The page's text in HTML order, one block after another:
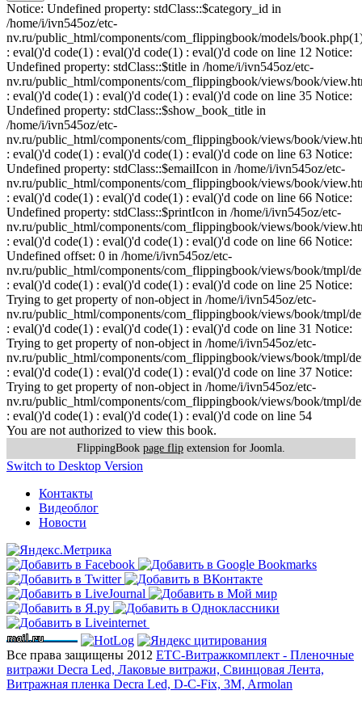
Notice: Undefined property: stdClass::$category_id in
/home/i/ivn545oz/etc-
nv.ru/public_html/components/com_flippingbook/models/
: eval()'d code(1) : eval()'d code(1) : eval()'d code on line 12 Notice:
Undefined property: stdClass::$title in /home/i/ivn545oz/etc-
nv.ru/public_html/components/com_flippingbook/views/book/
: eval()'d code(1) : eval()'d code(1) : eval()'d code on line 35 Notice:
Undefined property: stdClass::$show_book_title in
/home/i/ivn545oz/etc-
nv.ru/public_html/components/com_flippingbook/views/book/
: eval()'d code(1) : eval()'d code(1) : eval()'d code on line 63 Notice:
Undefined property: stdClass::$emailIcon in /home/i/ivn545oz/etc-
nv.ru/public_html/components/com_flippingbook/views/book/
: eval()'d code(1) : eval()'d code(1) : eval()'d code on line 66 Notice:
Undefined property: stdClass::$printIcon in /home/i/ivn545oz/etc-
nv.ru/public_html/components/com_flippingbook/views/book/
: eval()'d code(1) : eval()'d code(1) : eval()'d code on line 66 Notice:
Undefined offset: 0 in /home/i/ivn545oz/etc-
nv.ru/public_html/components/com_flippingbook/views/book/tmpl/
: eval()'d code(1) : eval()'d code(1) : eval()'d code on line 25 Notice:
Trying to get property of non-object in /home/i/ivn545oz/etc-
nv.ru/public_html/components/com_flippingbook/views/book/tmpl/
: eval()'d code(1) : eval()'d code(1) : eval()'d code on line 31 Notice:
Trying to get property of non-object in /home/i/ivn545oz/etc-
nv.ru/public_html/components/com_flippingbook/views/book/tmpl/
: eval()'d code(1) : eval()'d code(1) : eval()'d code on line 37 Notice:
Trying to get property of non-object in /home/i/ivn545oz/etc-
nv.ru/public_html/components/com_flippingbook/views/book/tmpl/
: eval()'d code(1) : eval()'d code(1) : eval()'d code on line 54
You are not authorized to view this book.
FlippingBook page flip extension for Joomla.
Switch to Desktop Version
Контакты
Видеоблог
Новости
Все права защищены 2012 ЕТС-Витражкомплект - Пленочные
витражи Decra Led, Лаковые витражи, Свинцовая Лента,
Витражная пленка Decra Led, D-C-Fix, 3M, Armolan